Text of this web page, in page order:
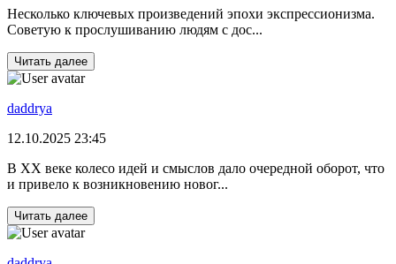
Несколько ключевых произведений эпохи экспрессионизма.
Советую к прослушиванию людям с дос...
Читать далее
daddrya
12.10.2025 23:45
В ХХ веке колесо идей и смыслов дало очередной оборот, что
и привело к возникновению новог...
Читать далее